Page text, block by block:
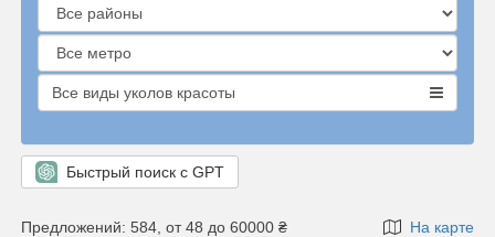
Все виды уколов красоты
Быстрый поиск с GPT
Предложений: 584, от 48 до 60000 ₴ На карте